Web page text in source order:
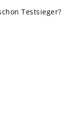
Testsieger?